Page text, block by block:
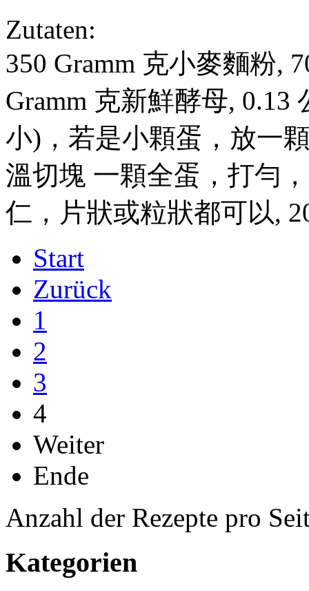
Zutaten:
350 Gramm 克小麥麵粉,
Gramm 克新鮮酵母,
小)，若是小顆蛋，放一
溫切塊 一顆全蛋，打勻
仁，片狀或粒狀都可以,
Start
Zurück
1
2
3
4
Weiter
Ende
Anzahl der Rezepte pro
Kategorien